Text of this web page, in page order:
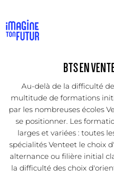
BTS EN
Au-delà de la difficulté
multitude de formations
par les nombreuses écoles
se positionner. Les
larges et variées : toutes
spécialités Venteet le choix
alternance ou filière initial
la difficulté des choix